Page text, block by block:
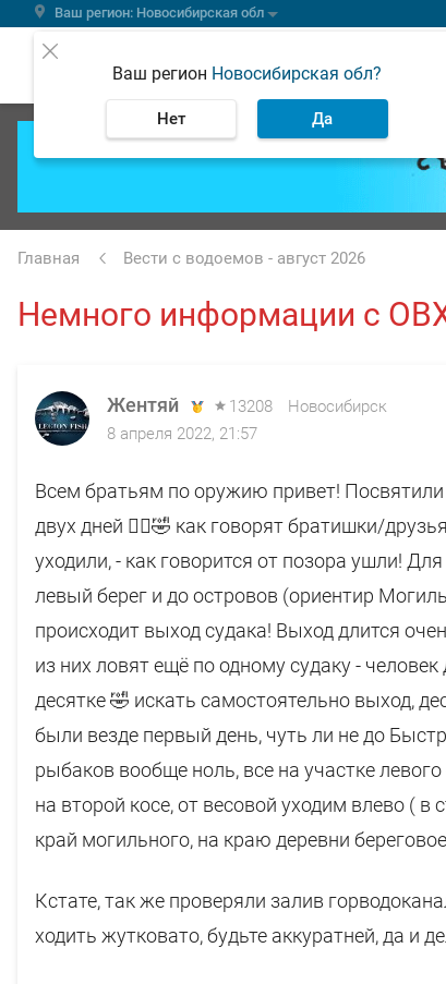
Ваш регион: Новосибирская обл
Ваш регион Новосибирская обл?
Нет Да
ВЕСТИ
Главная Вести с водоемов - август 2026
Немного информации с
Жентяй 13208
Новосибирск
8 апреля 2022, 21:57
Всем братьям по оружию привет!
двух дней 🤦‍♂️🤣 как говорят братишки/
уходили, - как говорится от позора ушли!
левый берег и до островов (ориентир
происходит выход судака! Выход длится
из них ловят ещё по одному судаку -
десятке 🤣 искать самостоятельно выход,
были везде первый день, чуть ли не до
рыбаков вообще ноль, все на участке
на второй косе, от весовой уходим влево (
край могильного, на краю деревни
Кстате, так же проверяли залив
ходить жутковато, будьте аккуратней, да и